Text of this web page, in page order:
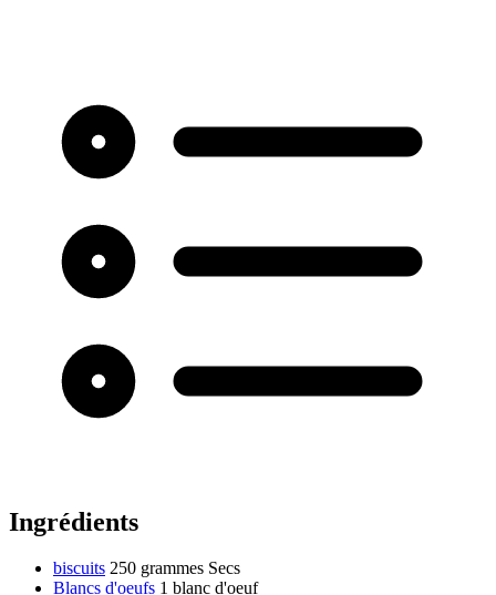
Ingrédients
biscuits 250 grammes Secs
Blancs d'oeufs 1 blanc d'oeuf